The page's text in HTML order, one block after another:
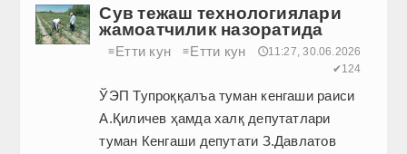
Сув тежаш технологиялари
жамоатчилик назоратида
≡Етти кун ≡Етти кун
🕔11:27, 30.06.2026
✔124
ЎЭП Тупроққалъа туман кенгаши раиси
А.Қиличев ҳамда халқ депутатлари
туман Кенгаши депутати З.Давлатов